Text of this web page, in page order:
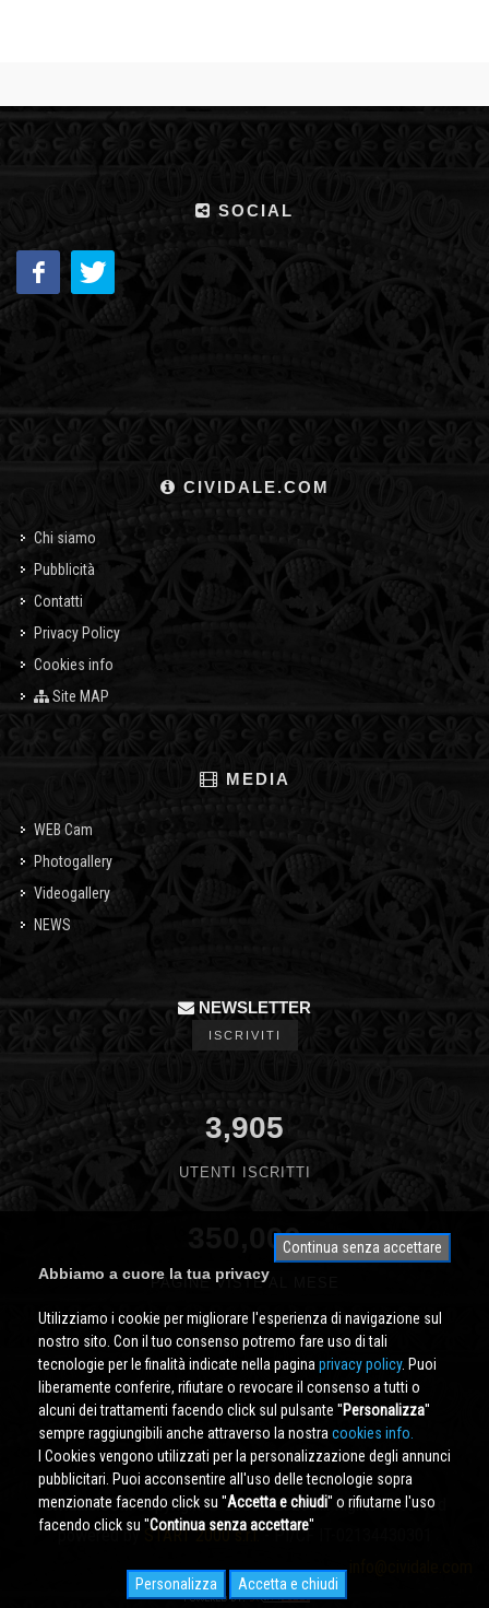
SOCIAL
CIVIDALE.COM
Chi siamo
Pubblicità
Contatti
Privacy Policy
Cookies info
Site MAP
MEDIA
WEB Cam
Photogallery
Videogallery
NEWS
NEWSLETTER
ISCRIVITI
3,905
UTENTI ISCRITTI
350,000
PAGINE VISTE AL MESE
Cividale.COMCopyright © 2000 - 2026 All Rights Reserved
powered by START 2000 s.r.l.- PI/CF IT-02134430301
Continua senza accettare
Abbiamo a cuore la tua privacy
Utilizziamo i cookie per migliorare l'esperienza di navigazione sul
nostro sito. Con il tuo consenso potremo fare uso di tali
tecnologie per le finalità indicate nella pagina privacy policy. Puoi
liberamente conferire, rifiutare o revocare il consenso a tutti o
alcuni dei trattamenti facendo click sul pulsante ''Personalizza''
sempre raggiungibili anche attraverso la nostra cookies info.
I Cookies vengono utilizzati per la personalizzazione degli annunci
pubblicitari. Puoi acconsentire all'uso delle tecnologie sopra
menzionate facendo click su ''Accetta e chiudi'' o rifiutarne l'uso
facendo click su ''Continua senza accettare''
Personalizza Accetta e chiudi